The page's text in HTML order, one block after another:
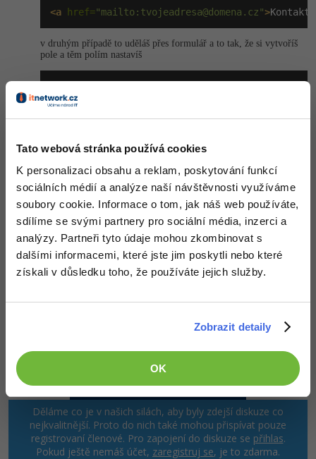
Tato webová stránka používá cookies
K personalizaci obsahu a reklam, poskytování funkcí
sociálních médií a analýze naší návštěvnosti využíváme
soubory cookie. Informace o tom, jak náš web používáte,
sdílíme se svými partnery pro sociální média, inzerci a
analýzy. Partneři tyto údaje mohou zkombinovat s
dalšími informacemi, které jste jim poskytli nebo které
získali v důsledku toho, že používáte jejich služby.
Zobrazit detaily
OK
Copywriter
WordPress specialista
Algoritmy
Umělá inteligence (AI)
Pro děti
Time management
Windows
Linux
Kybernetická bezpečnost
Elektronický podpis
Fórum
Příběhy absolventů
Pro firmy
<a href="mailto: tvojeadresa@domena.cz">
v druhým případě to uděláš přes formulář a to tak, že si vytvoříš
pole a těm polím nastavíš
value="to, co tam chceš, aby tam bylo napsaný"
prostor pro text pak bude přes <textarea>
Nahoru Odpovědět +1
Děláme co je v našich silách, aby byly zdejší diskuze co
nejkvalitnější. Proto do nich také mohou přispívat pouze
registrovaní členové. Pro zapojení do diskuze se přihlas.
Pokud ještě nemáš účet, zaregistruj se, je to zdarma.